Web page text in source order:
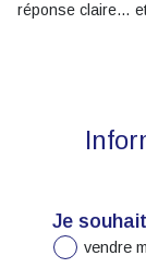
réponse claire…
Je
vendre